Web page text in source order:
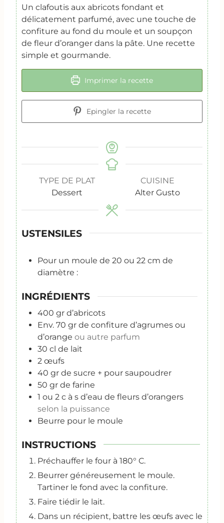
Un clafoutis aux abricots fondant et
délicatement parfumé, avec une touche de
confiture au fond du moule et un soupçon
de fleur d’oranger dans la pâte. Une recette
simple et gourmande.
Imprimer la recette
Epingler la recette
TYPE DE PLAT
Dessert
CUISINE
Alter Gusto
USTENSILES
Pour un moule de 20 ou 22 cm de
diamètre :
INGRÉDIENTS
400 gr d’abricots
Env. 70 gr de confiture d’agrumes ou
d’orange ou autre parfum
30 cl de lait
2 œufs
40 gr de sucre + pour saupoudrer
50 gr de farine
1 ou 2 c à s d’eau de fleurs d’orangers
selon la puissance
Beurre pour le moule
INSTRUCTIONS
Préchauffer le four à 180° C.
Beurrer généreusement le moule.
Tartiner le fond avec la confiture.
Faire tiédir le lait.
Dans un récipient, battre les œufs avec le